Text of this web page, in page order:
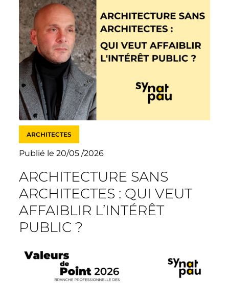
ARCHITECTES
Publié le 20/05 /2026
ARCHITECTURE SANS
ARCHITECTES : QUI VEUT
AFFAIBLIR L’INTÉRÊT
PUBLIC ?